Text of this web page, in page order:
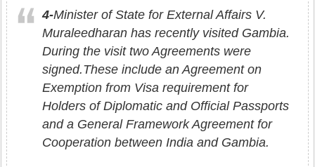
4-Minister of State for External Affairs V.
Muraleedharan has recently visited Gambia.
During the visit two Agreements were
signed.These include an Agreement on
Exemption from Visa requirement for
Holders of Diplomatic and Official Passports
and a General Framework Agreement for
Cooperation between India and Gambia.